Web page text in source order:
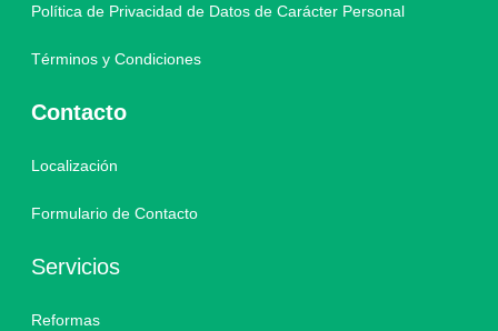
Política de Privacidad de Datos de Carácter Personal
Términos y Condiciones
Contacto
Localización
Formulario de Contacto
Servicios
Reformas